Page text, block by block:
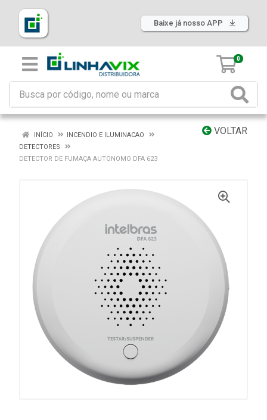
Baixe já nosso APP
0
VOLTAR
INÍCIO
INCENDIO E ILUMINACAO
DETECTORES
DETECTOR DE FUMAÇA AUTONOMO DFA 623